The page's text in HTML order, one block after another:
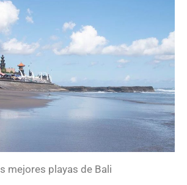
mejores playas de Bali